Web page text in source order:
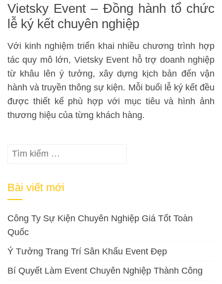
Vietsky Event – Đồng hành tổ chức
lễ ký kết chuyên nghiệp
Với kinh nghiệm triển khai nhiều chương trình hợp
tác quy mô lớn, Vietsky Event hỗ trợ doanh nghiệp
từ khâu lên ý tưởng, xây dựng kịch bản đến vận
hành và truyền thông sự kiện. Mỗi buổi lễ ký kết đều
được thiết kế phù hợp với mục tiêu và hình ảnh
thương hiệu của từng khách hàng.
Tìm
Bài viết mới
Công Ty Sự Kiện Chuyên Nghiệp Giá Tốt Toàn
Quốc
Ý Tưởng Trang Trí Sân Khấu Event Đẹp
Bí Quyết Làm Event Chuyên Nghiệp Thành Công